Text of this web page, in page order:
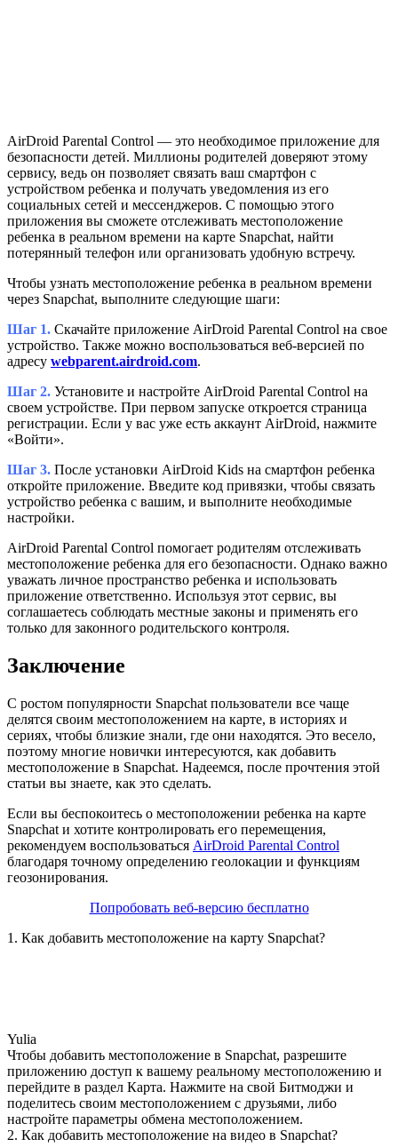
AirDroid Parental Control — это необходимое приложение для
безопасности детей. Миллионы родителей доверяют этому
сервису, ведь он позволяет связать ваш смартфон с
устройством ребенка и получать уведомления из его
социальных сетей и мессенджеров. С помощью этого
приложения вы сможете отслеживать местоположение
ребенка в реальном времени на карте Snapchat, найти
потерянный телефон или организовать удобную встречу.
Чтобы узнать местоположение ребенка в реальном времени
через Snapchat, выполните следующие шаги:
Шаг 1. Скачайте приложение AirDroid Parental Control на свое
устройство. Также можно воспользоваться веб-версией по
адресу webparent.airdroid.com.
Шаг 2. Установите и настройте AirDroid Parental Control на
своем устройстве. При первом запуске откроется страница
регистрации. Если у вас уже есть аккаунт AirDroid, нажмите
«Войти».
Шаг 3. После установки AirDroid Kids на смартфон ребенка
откройте приложение. Введите код привязки, чтобы связать
устройство ребенка с вашим, и выполните необходимые
настройки.
AirDroid Parental Control помогает родителям отслеживать
местоположение ребенка для его безопасности. Однако важно
уважать личное пространство ребенка и использовать
приложение ответственно. Используя этот сервис, вы
соглашаетесь соблюдать местные законы и применять его
только для законного родительского контроля.
Заключение
С ростом популярности Snapchat пользователи все чаще
делятся своим местоположением на карте, в историях и
сериях, чтобы близкие знали, где они находятся. Это весело,
поэтому многие новички интересуются, как добавить
местоположение в Snapchat. Надеемся, после прочтения этой
статьи вы знаете, как это сделать.
Если вы беспокоитесь о местоположении ребенка на карте
Snapchat и хотите контролировать его перемещения,
рекомендуем воспользоваться AirDroid Parental Control
благодаря точному определению геолокации и функциям
геозонирования.
Попробовать веб-версию бесплатно
1. Как добавить местоположение на карту Snapchat?
Yulia
Чтобы добавить местоположение в Snapchat, разрешите
приложению доступ к вашему реальному местоположению и
перейдите в раздел Карта. Нажмите на свой Битмоджи и
поделитесь своим местоположением с друзьями, либо
настройте параметры обмена местоположением.
2. Как добавить местоположение на видео в Snapchat?